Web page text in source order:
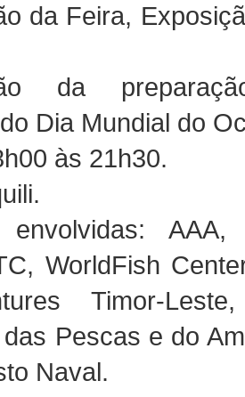
da Feira,
da
Dia Mundial do
às 21h30.
envolvidas:
WorldFish
Timor-
Pescas e do
Naval.